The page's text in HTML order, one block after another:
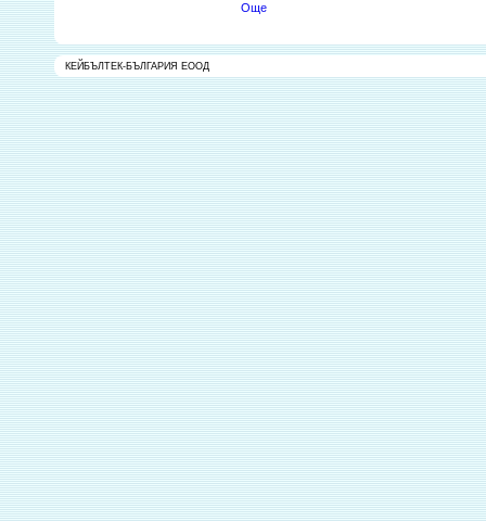
Още
КЕЙБЪЛТЕК-БЪЛГАРИЯ ЕООД